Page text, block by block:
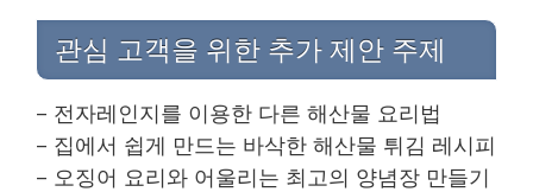
관심 고객을 위한 추가 제안 주제
– 전자레인지를 이용한 다른 해산물 요리법
– 집에서 쉽게 만드는 바삭한 해산물 튀김 레시피
– 오징어 요리와 어울리는 최고의 양념장 만들기